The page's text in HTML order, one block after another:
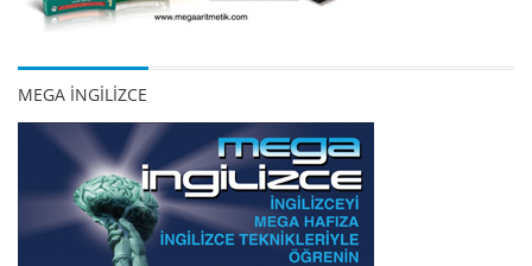
MEGA İNGİLİZCE